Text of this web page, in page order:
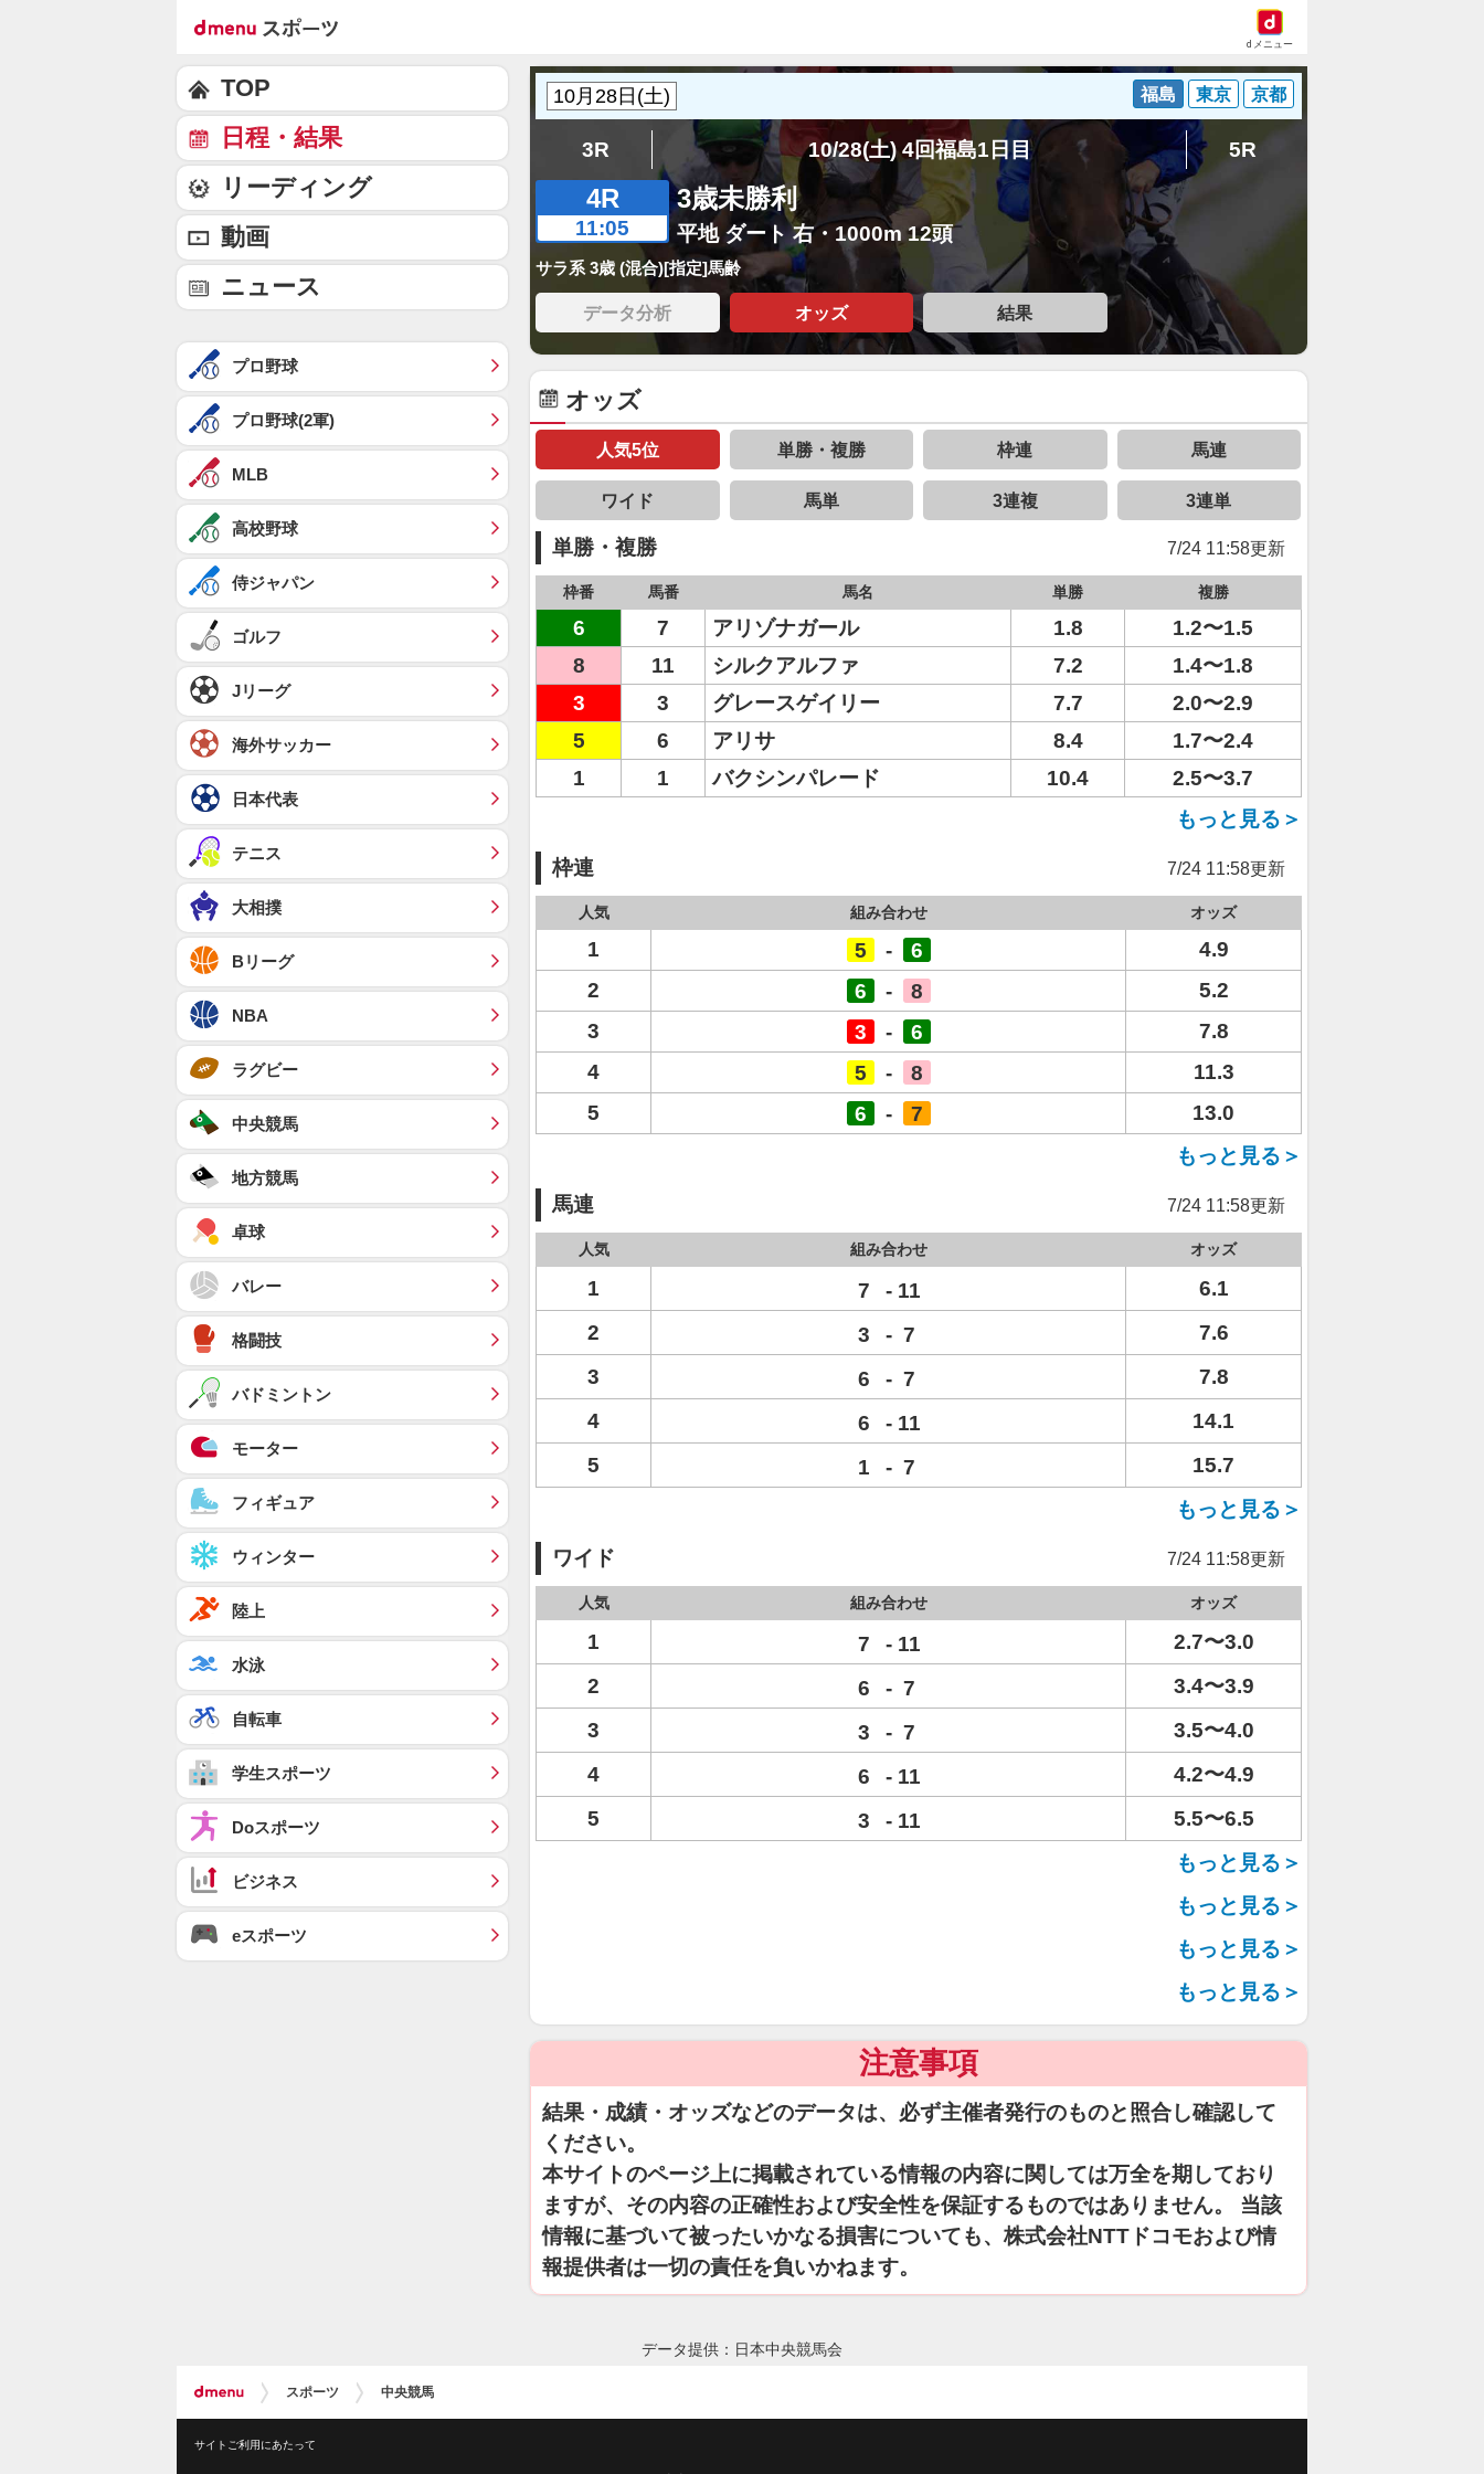
dメニュー
福島 東京 京都
3R 10/28(土) 4回福島1日目 5R
4R
11:05
3歳未勝利
平地 ダート 右・1000m 12頭
サラ系 3歳 (混合)[指定]馬齢
データ分析 オッズ 結果
オッズ
人気5位 単勝・複勝 枠連 馬連
ワイド 馬単 3連複 3連単
単勝・複勝 7/24 11:58更新
枠番 馬番 馬名 単勝 複勝
6 7 アリゾナガール 1.8
1.2〜1.5
8
11 シルクアルファ 7.2
1.4〜1.8
3
3 グレースゲイリー 7.7
2.0〜2.9
5
6 アリサ 8.4
1.7〜2.4
1
1 バクシンパレード 10.4
2.5〜3.7
もっと見る＞
枠連 7/24 11:58更新
人気 組み合わせ オッズ
1 5 - 6
4.9
2
6 - 8
5.2
3
3 - 6
7.8
4
5 - 8
11.3
5
6 - 7
13.0
もっと見る＞
馬連 7/24 11:58更新
人気 組み合わせ オッズ
1 7 - 11
6.1
2
3 - 7
7.6
3
6 - 7
7.8
4
6 - 11
14.1
5
1 - 7
15.7
もっと見る＞
ワイド 7/24 11:58更新
人気 組み合わせ オッズ
1 7 - 11
2.7〜3.0
2
6 - 7
3.4〜3.9
3
3 - 7
3.5〜4.0
4
6 - 11
4.2〜4.9
5
3 - 11
5.5〜6.5
もっと見る＞
もっと見る＞
もっと見る＞
もっと見る＞
注意事項
結果・成績・オッズなどのデータは、必ず主催者発行のものと照合し確認して
ください。
本サイトのページ上に掲載されている情報の内容に関しては万全を期しており
ますが、その内容の正確性および安全性を保証するものではありません。 当該
情報に基づいて被ったいかなる損害についても、株式会社NTTドコモおよび情
報提供者は一切の責任を負いかねます。
TOP
日程・結果
リーディング
動画
ニュース
プロ野球
プロ野球(2軍)
MLB
高校野球
侍ジャパン
ゴルフ
Jリーグ
海外サッカー
日本代表
テニス
大相撲
Bリーグ
NBA
ラグビー
中央競馬
地方競馬
卓球
バレー
格闘技
バドミントン
モーター
フィギュア
ウィンター
陸上
水泳
自転車
学生スポーツ
Doスポーツ
ビジネス
eスポーツ
データ提供：日本中央競馬会
スポーツ 中央競馬
サイトご利用にあたって